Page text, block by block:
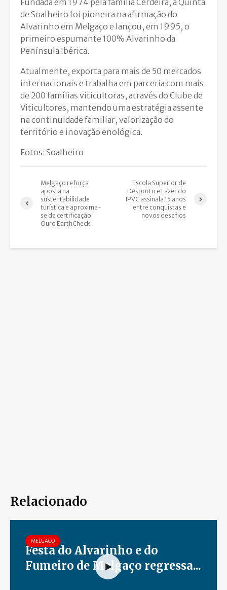
de Soalheiro foi pioneira na afirmação do
Alvarinho em Melgaço e lançou, em 1995, o
primeiro espumante 100% Alvarinho da
Península Ibérica.
Atualmente, exporta para mais de 50 mercados
internacionais e trabalha em parceria com mais
de 200 famílias viticultoras, através do Clube de
Viticultores, mantendo uma estratégia assente
na continuidade familiar, valorização do
território e inovação enológica.
Fotos: Soalheiro
Melgaço reforça
aposta na
sustentabilidade
turística e aproxima-
se da certificação
Ouro EarthCheck
Escola Superior de
Desporto e Lazer do
IPVC assinala 15 anos
entre conquistas e
novos desafios
Relacionado
MELGAÇO
Festa do Alvarinho e do
Fumeiro de Melgaço regressa...